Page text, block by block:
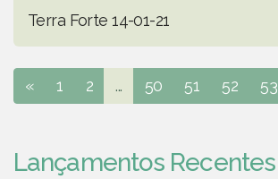
Terra Forte 14-01-21
« 1 2 ... 50 51 52 53
Lançamentos Recentes